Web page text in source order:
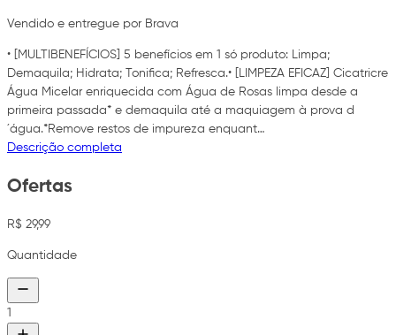
Vendido e entregue por Brava
• [MULTIBENEFÍCIOS] 5 benefícios em 1 só produto: Limpa;
Demaquila; Hidrata; Tonifica; Refresca.• [LIMPEZA EFICAZ] Cicatricre
Água Micelar enriquecida com Água de Rosas limpa desde a
primeira passada* e demaquila até a maquiagem à prova d
´água.*Remove restos de impureza enquant…
Descrição completa
Ofertas
R$ 29,99
Quantidade
1